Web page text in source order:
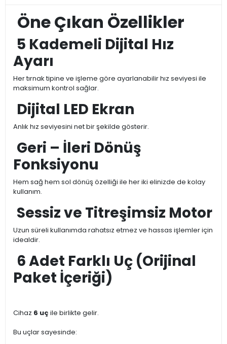
Öne Çıkan Özellikler
5 Kademeli Dijital Hız
Ayarı
Her tırnak tipine ve işleme göre ayarlanabilir hız seviyesi ile
maksimum kontrol sağlar.
Dijital LED Ekran
Anlık hız seviyesini net bir şekilde gösterir.
Geri – İleri Dönüş
Fonksiyonu
Hem sağ hem sol dönüş özelliği ile her iki elinizde de kolay
kullanım.
Sessiz ve Titreşimsiz Motor
Uzun süreli kullanımda rahatsız etmez ve hassas işlemler için
idealdir.
6 Adet Farklı Uç (Orijinal
Paket İçeriği)
Cihaz 6 uç ile birlikte gelir.
Bu uçlar sayesinde: